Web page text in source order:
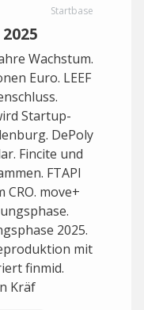
Startbase
Wachstum.
Euro. LEEF
Startup-
DePoly
Fincite und
FTAPI
move+
2025.
mit
finmid.
Kräf